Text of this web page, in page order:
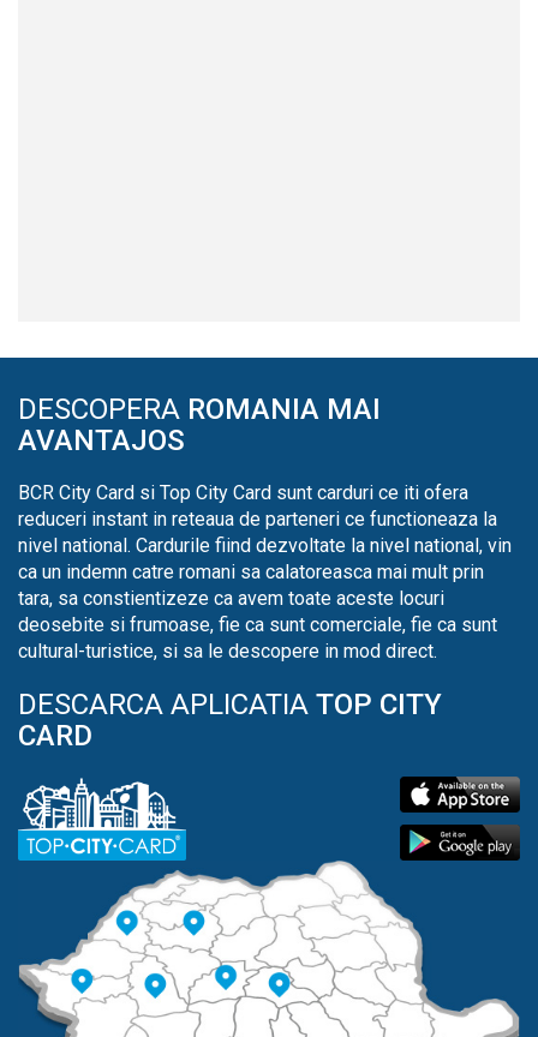
DESCOPERA ROMANIA MAI
AVANTAJOS
BCR City Card si Top City Card sunt carduri ce iti ofera
reduceri instant in reteaua de parteneri ce functioneaza la
nivel national. Cardurile fiind dezvoltate la nivel national, vin
ca un indemn catre romani sa calatoreasca mai mult prin
tara, sa constientizeze ca avem toate aceste locuri
deosebite si frumoase, fie ca sunt comerciale, fie ca sunt
cultural-turistice, si sa le descopere in mod direct.
DESCARCA APLICATIA TOP CITY
CARD